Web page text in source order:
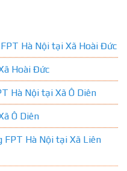
Hà Nội tại Xã Hoài Đức
Hoài Đức
Hà Nội tại Xã Ô Diên
Ô Diên
FPT Hà Nội tại Xã Liên